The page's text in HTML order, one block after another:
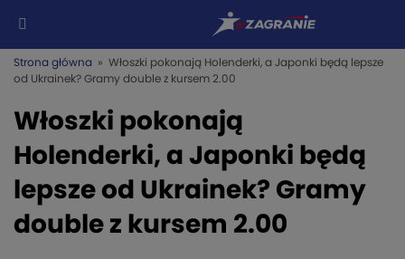
Strona główna » Włoszki pokonają Holenderki, a Japonki będą lepsze
od Ukrainek? Gramy double z kursem 2.00
Włoszki pokonają
Holenderki, a Japonki będą
lepsze od Ukrainek? Gramy
double z kursem 2.00